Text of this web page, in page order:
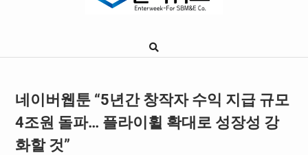
네이버웹툰 “5년간 창작자 수익 지급 규모
4조원 돌파… 플라이휠 확대로 성장성 강
화할 것”